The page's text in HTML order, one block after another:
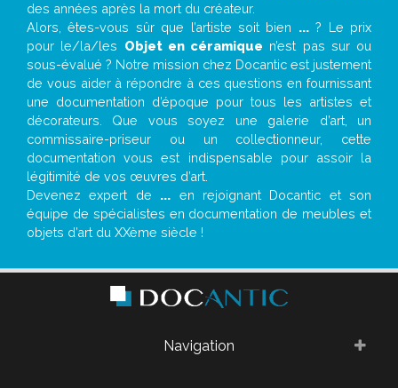
des années après la mort du créateur.
Alors, êtes-vous sûr que l’artiste soit bien ...? Le prix
pour le/la/les Objet en céramique n’est pas sur ou
sous-évalué ? Notre mission chez Docantic est justement
de vous aider à répondre à ces questions en fournissant
une documentation d’époque pour tous les artistes et
décorateurs. Que vous soyez une galerie d’art, un
commissaire-priseur ou un collectionneur, cette
documentation vous est indispensable pour assoir la
légitimité de vos œuvres d’art.
Devenez expert de ... en rejoignant Docantic et son
équipe de spécialistes en documentation de meubles et
objets d’art du XXème siècle !
Navigation